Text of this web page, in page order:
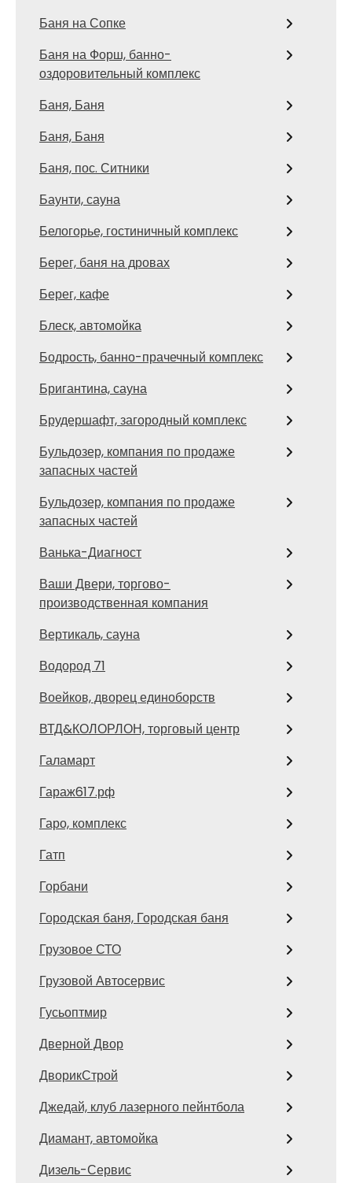
Баня на Сопке
Баня на Форш, банно-
оздоровительный комплекс
Баня, Баня
Баня, Баня
Баня, пос. Ситники
Баунти, сауна
Белогорье, гостиничный комплекс
Берег, баня на дровах
Берег, кафе
Блеск, автомойка
Бодрость, банно-прачечный комплекс
Бригантина, сауна
Брудершафт, загородный комплекс
Бульдозер, компания по продаже
запасных частей
Бульдозер, компания по продаже
запасных частей
Ванька-Диагност
Ваши Двери, торгово-
производственная компания
Вертикаль, сауна
Водород 71
Воейков, дворец единоборств
ВТД&КОЛОРЛОН, торговый центр
Галамарт
Гараж617.рф
Гаро, комплекс
Гатп
Горбани
Городская баня, Городская баня
Грузовое СТО
Грузовой Автосервис
Гусьоптмир
Дверной Двор
ДворикСтрой
Джедай, клуб лазерного пейнтбола
Диамант, автомойка
Дизель-Сервис